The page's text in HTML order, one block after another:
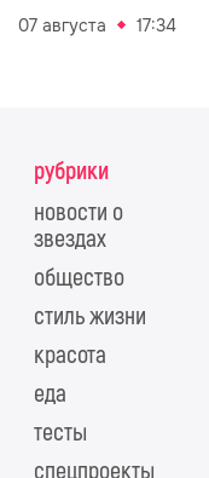
07 августа 17:34
рубрики
новости о
звездах
общество
стиль жизни
красота
еда
тесты
спецпроекты